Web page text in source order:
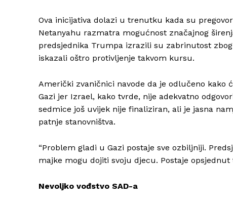
Ova inicijativa dolazi u trenutku kada su
Netanyahu razmatra mogućnost značajnog
predsjednika Trumpa izrazili su zabrinutost
iskazali oštro protivljenje takvom kursu.
Američki zvaničnici navode da je odlučeno kako
Gazi jer Izrael, kako tvrde, nije adekvatno
sedmice još uvijek nije finaliziran, ali je jasna
patnje stanovništva.
“Problem gladi u Gazi postaje sve ozbiljniji.
majke mogu dojiti svoju djecu. Postaje
Nevoljko vođstvo SAD-a